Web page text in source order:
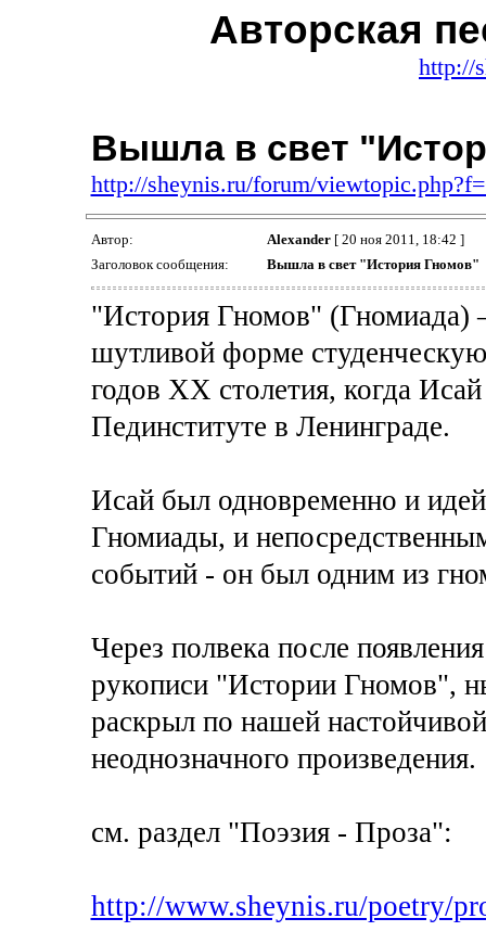
Авторская
http://
Вышла в свет
http://sheynis.ru/forum/
Автор: Alexander[ 20 ноя 2011, 18:42 ]
Заголовок сообщения:
Вышла в свет "История Гномов"
"История Гномов" (Гномиада)
шутливой форме
годов XX столетия, когда
Пединституте в Ленинграде.
Исай был одновременно и
Гномиады, и
событий - он был одним из
Через полвека после
рукописи "Истории Гномов",
раскрыл по нашей
неоднозначного произведения.
см. раздел "Поэзия - Проза":
http://www.sheynis.ru/poetry/